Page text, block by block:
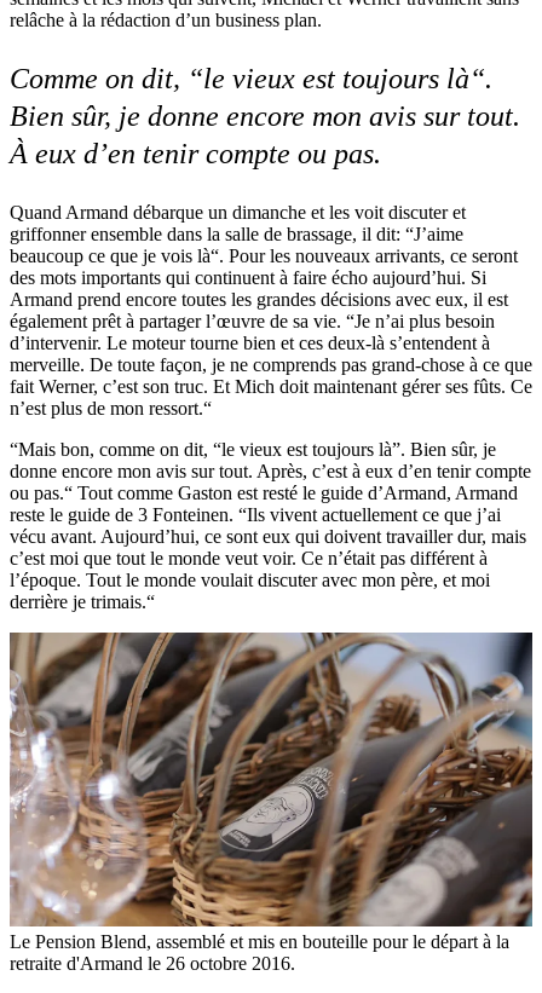
relâche à la rédaction d’un business plan.
Comme on dit, “le vieux est toujours là“.
Bien sûr, je donne encore mon avis sur tout.
À eux d’en tenir compte ou pas.
Quand Armand débarque un dimanche et les voit discuter et
griffonner ensemble dans la salle de brassage, il dit: “J’aime
beaucoup ce que je vois là“. Pour les nouveaux arrivants, ce seront
des mots importants qui continuent à faire écho aujourd’hui. Si
Armand prend encore toutes les grandes décisions avec eux, il est
également prêt à partager l’œuvre de sa vie. “Je n’ai plus besoin
d’intervenir. Le moteur tourne bien et ces deux-là s’entendent à
merveille. De toute façon, je ne comprends pas grand-chose à ce que
fait Werner, c’est son truc. Et Mich doit maintenant gérer ses fûts. Ce
n’est plus de mon ressort.“
“Mais bon, comme on dit, “le vieux est toujours là”. Bien sûr, je
donne encore mon avis sur tout. Après, c’est à eux d’en tenir compte
ou pas.“ Tout comme Gaston est resté le guide d’Armand, Armand
reste le guide de 3 Fonteinen. “Ils vivent actuellement ce que j’ai
vécu avant. Aujourd’hui, ce sont eux qui doivent travailler dur, mais
c’est moi que tout le monde veut voir. Ce n’était pas différent à
l’époque. Tout le monde voulait discuter avec mon père, et moi
derrière je trimais.“
Le Pension Blend, assemblé et mis en bouteille pour le départ à la
retraite d'Armand le 26 octobre 2016.